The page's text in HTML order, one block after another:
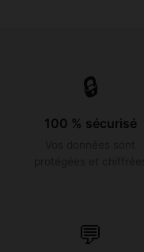
🔒
100 % sécurisé
💬